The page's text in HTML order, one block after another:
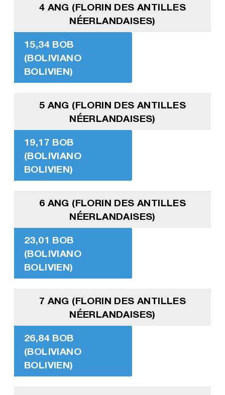
4 ANG (FLORIN DES ANTILLES
NÉERLANDAISES)
15,34 BOB
(BOLIVIANO
BOLIVIEN)
5 ANG (FLORIN DES ANTILLES
NÉERLANDAISES)
19,17 BOB
(BOLIVIANO
BOLIVIEN)
6 ANG (FLORIN DES ANTILLES
NÉERLANDAISES)
23,01 BOB
(BOLIVIANO
BOLIVIEN)
7 ANG (FLORIN DES ANTILLES
NÉERLANDAISES)
26,84 BOB
(BOLIVIANO
BOLIVIEN)